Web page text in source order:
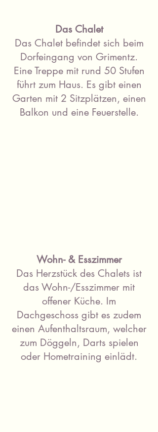
Das Chalet
Das Chalet befindet sich beim
Dorfeingang von Grimentz.
Eine Treppe mit rund 50 Stufen
führt zum Haus. Es gibt einen
Garten mit 2 Sitzplätzen, einen
Balkon und eine Feuerstelle.
Wohn- & Esszimmer
Das Herzstück des Chalets ist
das Wohn-/Esszimmer mit
offener Küche. Im
Dachgeschoss gibt es zudem
einen Aufenthaltsraum, welcher
zum Döggeln, Darts spielen
oder Hometraining einlädt.